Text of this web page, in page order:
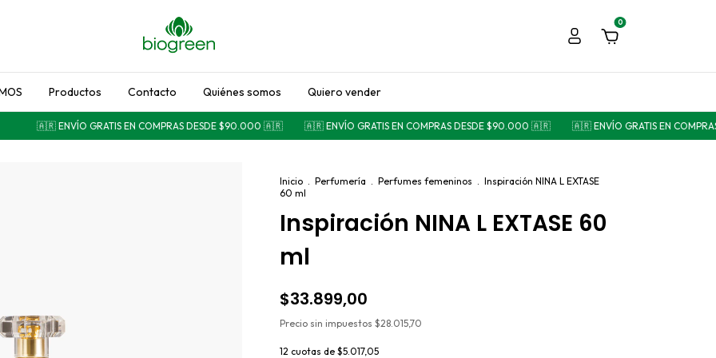
0
Productos Contacto Quiénes somos Quiero vender
🇦🇷 ENVÍO GRATIS EN COMPRAS DESDE $90.000 🇦🇷 🇦🇷 ENVÍO GRATIS EN COMPRAS DESDE $90.000 🇦🇷 🇦🇷 ENVÍO GRATIS EN
Inicio . Perfumería . Perfumes femeninos . Inspiración NINA L EXTASE
60 ml
Inspiración NINA L EXTASE 60
ml
$33.899,00
Precio sin impuestos $28.015,70
12 cuotas de $5.017,05